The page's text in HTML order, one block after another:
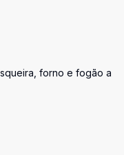
forno e fogão a